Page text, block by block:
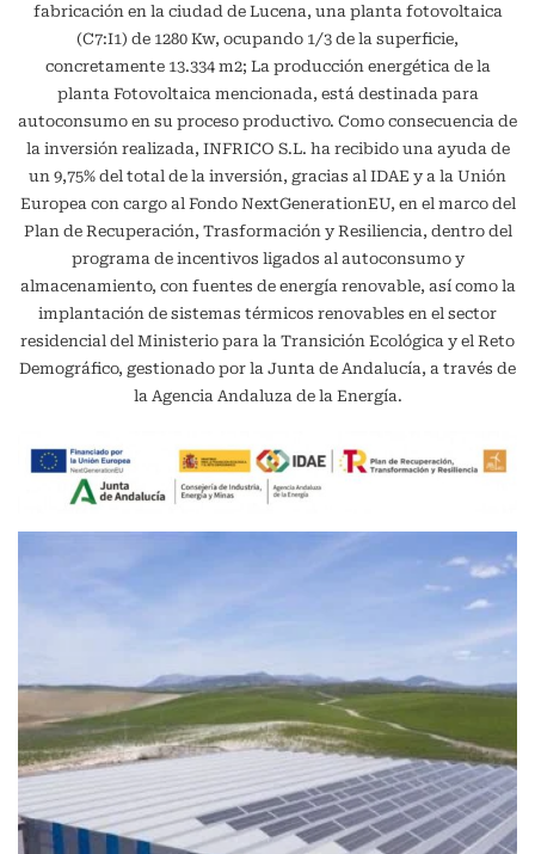
fabricación en la ciudad de Lucena, una planta fotovoltaica
(C7:I1) de 1280 Kw, ocupando 1/3 de la superficie,
concretamente 13.334 m2; La producción energética de la
planta Fotovoltaica mencionada, está destinada para
autoconsumo en su proceso productivo. Como consecuencia de
la inversión realizada, INFRICO S.L. ha recibido una ayuda de
un 9,75% del total de la inversión, gracias al IDAE y a la Unión
Europea con cargo al Fondo NextGenerationEU, en el marco del
Plan de Recuperación, Trasformación y Resiliencia, dentro del
programa de incentivos ligados al autoconsumo y
almacenamiento, con fuentes de energía renovable, así como la
implantación de sistemas térmicos renovables en el sector
residencial del Ministerio para la Transición Ecológica y el Reto
Demográfico, gestionado por la Junta de Andalucía, a través de
la Agencia Andaluza de la Energía.